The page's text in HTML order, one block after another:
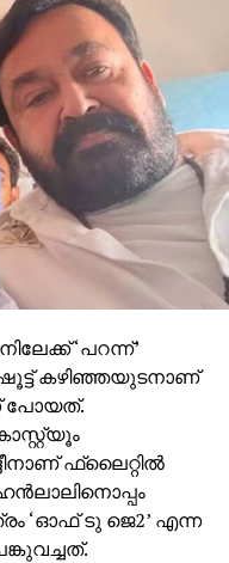
‘പറന്ന്’
കഴിഞ്ഞയുടനാണ്
പോയത്.
ഫ്‌ലൈറ്റില്‍
‘ഓഫ് ടു ജെ2’ എന്ന